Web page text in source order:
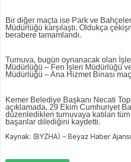
Bir diğer maçta ise Park ve
Müdürlüğü karşılaştı. Oldukça
berabere tamamlandı.
Turnuva, bugün oynanacak olan
Müdürlüğü – Fen İşleri Müdürlüğü
Müdürlüğü – Ana Hizmet Binası
Kemer Belediye Başkanı Necati
açıklamada, 29 Ekim Cumhuriyet
düzenledikleri turnuvaya katılan
başarılar dilediğini kaydetti.
Kaynak: (BYZHA) – Beyaz Haber Ajansı